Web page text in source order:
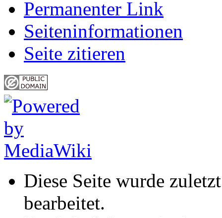
Permanenter Link
Seiten­informationen
Seite zitieren
Diese Seite wurde
bearbeitet.